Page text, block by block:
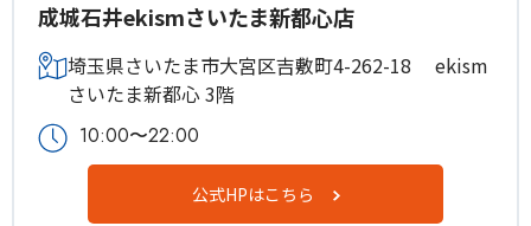
成城石井ekismさいたま新都心店
埼玉県さいたま市大宮区吉敷町4-262-18 ekism
さいたま新都心 3階
10:00〜22:00
公式HPはこちら